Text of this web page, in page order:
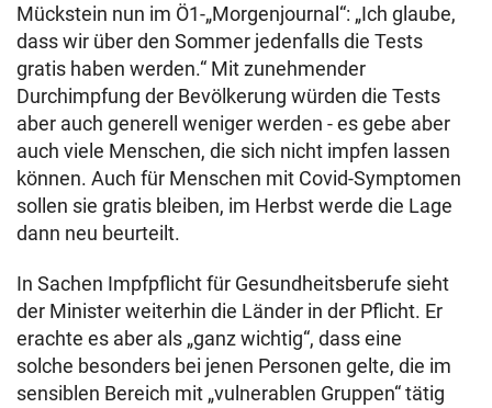
Mückstein nun im Ö1-„Morgenjournal“: „Ich glaube,
dass wir über den Sommer jedenfalls die Tests
gratis haben werden.“ Mit zunehmender
Durchimpfung der Bevölkerung würden die Tests
aber auch generell weniger werden - es gebe aber
auch viele Menschen, die sich nicht impfen lassen
können. Auch für Menschen mit Covid-Symptomen
sollen sie gratis bleiben, im Herbst werde die Lage
dann neu beurteilt.
In Sachen Impfpflicht für Gesundheitsberufe sieht
der Minister weiterhin die Länder in der Pflicht. Er
erachte es aber als „ganz wichtig“, dass eine
solche besonders bei jenen Personen gelte, die im
sensiblen Bereich mit „vulnerablen Gruppen“ tätig